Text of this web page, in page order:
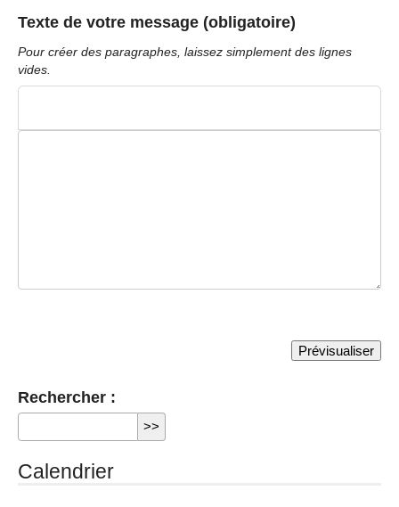
Texte de votre message (obligatoire)
Pour créer des paragraphes, laissez simplement des lignes
vides.
Rechercher :
Calendrier